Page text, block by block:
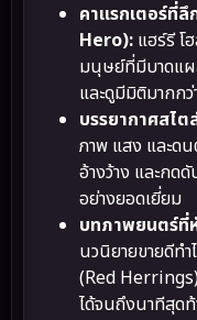
คาแรกเตอร์ที่
Hero): แฮร์รี โ
มนุษย์ที่มีบาดแผ
และดูมีมิติมากก
บรรยากาศสไ
ภาพ แสง และด
อ้างว้าง และกด
อย่างยอดเยี่ยม
บทภาพยนตร์ที่
นวนิยายขายดีทำ
(Red Herrings)
ได้จนถึงนาทีสุด